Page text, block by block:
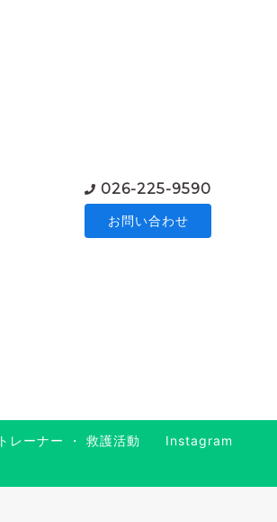
026-225-9590
お問い合わせ
トレーナー ・ 救護活動
Instagram